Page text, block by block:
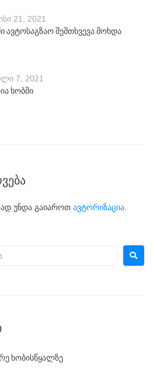
21, 2021
ავტოსაგზაო შემთხვევა მოხდა
7, 2021
ხობში
უნდა გაიაროთ ავტორიზაცია
ხობისწყალზე